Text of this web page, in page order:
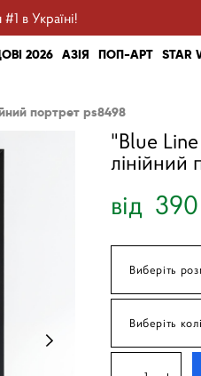
в Україні!
2026 АЗІЯ ПОП-АРТ STAR
портрет ps8498
"Blue
лінійний
від
Виберіть
Виберіть